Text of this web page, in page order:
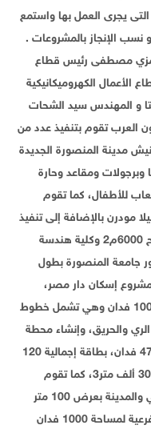
يجرى العمل بها واستمع
نسب الإنجاز بالمشروعات .
مصطفى رئيس قطاع
الأعمال الكهروميكانيكية
و المهندس سيد الشحات
العرب تقوم بتنفيذ عدد من
مدينة المنصورة الجديدة
وبرجولات ومقاعد وحارة
للأطفال، كما تقوم
بتنفيذ عدد 53 فيلا كلاسيك و124 فيلا مودرن بالإضافة إلى تنفيذ
كلية المعاملات القانونية الدولية على مسطح 6000م2 وكلية هندسة
جامعة المنصورة بطول
الشركة بتنفيذ 52 عمارة بمشروع إسكان دار مصر،
وكذلك عمل المرافق والطرق على مساحة 1000 فدان وهي تشمل خطوط
والحريق، وإنشاء محطة
معالجة مياه صرف صحي على مساحة تبلغ 47 فدان، بطاقة إجمالية 120
ألف متر3 /يوم، وتبلغ طاقة المرحلة الأولى 30 ألف متر3، كما تقوم
بتنسيق المنطقة الفاصلة بين الطريق الدولي والمدينة بعرض 100 متر
وبطول 4200 متر، إضافة إلى شبكة الري الفرعية لمساحة 1000 فدان